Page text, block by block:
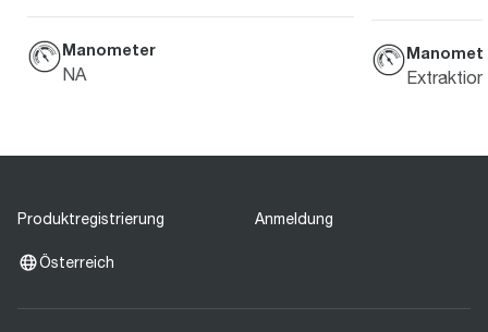
Manometer
NA
Produktregistrierung Anmeldung
Österreich